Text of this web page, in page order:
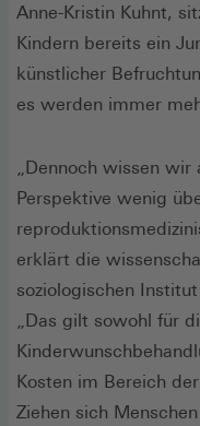
Anne-Kristin Kuhnt,
Kindern bereits ein
künstlicher
es werden immer
„Dennoch wissen
Perspektive wenig
erklärt die
soziologischen
„Das gilt sowohl für
Kosten im Bereich
Ziehen sich